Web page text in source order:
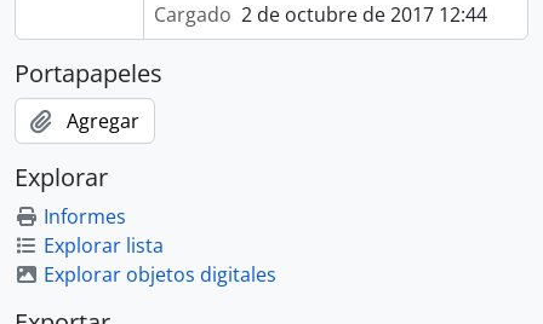
Cargado 2 de octubre de 2017 12:44
Portapapeles
Agregar
Explorar
Informes
Explorar lista
Explorar objetos digitales